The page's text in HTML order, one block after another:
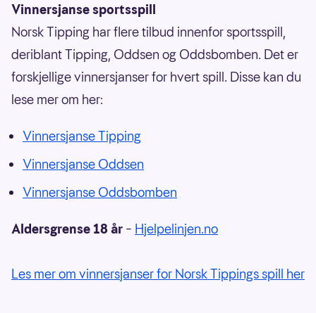
Vinnersjanse sportsspill
Norsk Tipping har flere tilbud innenfor sportsspill,
deriblant Tipping, Oddsen og Oddsbomben. Det er
forskjellige vinnersjanser for hvert spill. Disse kan du
lese mer om her:
Vinnersjanse Tipping
Vinnersjanse Oddsen
Vinnersjanse Oddsbomben
Aldersgrense 18 år – Hjelpelinjen.no
Les mer om vinnersjanser for Norsk Tippings spill her